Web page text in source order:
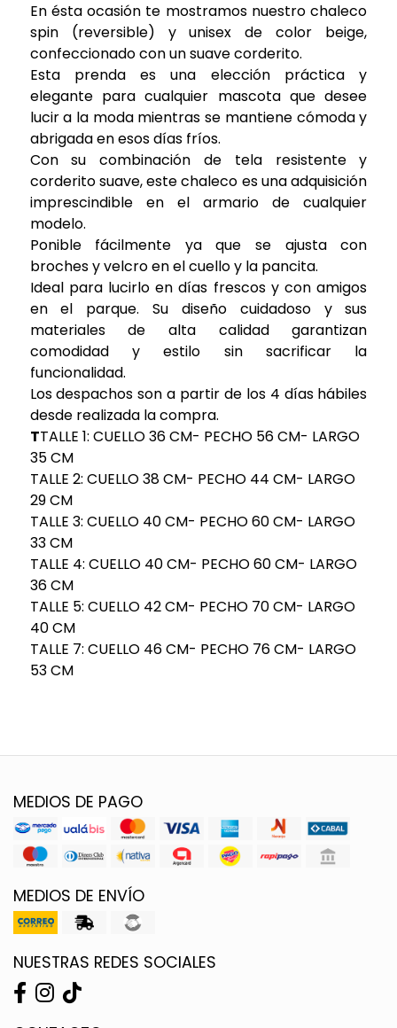
En ésta ocasión te mostramos nuestro chaleco
spin (reversible) y unisex de color beige,
confeccionado con un suave corderito.
Esta prenda es una elección práctica y
elegante para cualquier mascota que desee
lucir a la moda mientras se mantiene cómoda y
abrigada en esos días fríos.
Con su combinación de tela resistente y
corderito suave, este chaleco es una adquisición
imprescindible en el armario de cualquier
modelo.
Ponible fácilmente ya que se ajusta con
broches y velcro en el cuello y la pancita.
Ideal para lucirlo en días frescos y con amigos
en el parque. Su diseño cuidadoso y sus
materiales de alta calidad garantizan
comodidad y estilo sin sacrificar la
funcionalidad.
Los despachos son a partir de los 4 días hábiles
desde realizada la compra.
TTALLE 1: CUELLO 36 CM- PECHO 56 CM- LARGO
35 CM
TALLE 2: CUELLO 38 CM- PECHO 44 CM- LARGO
29 CM
TALLE 3: CUELLO 40 CM- PECHO 60 CM- LARGO
33 CM
TALLE 4: CUELLO 40 CM- PECHO 60 CM- LARGO
36 CM
TALLE 5: CUELLO 42 CM- PECHO 70 CM- LARGO
40 CM
TALLE 7: CUELLO 46 CM- PECHO 76 CM- LARGO
53 CM
MEDIOS DE PAGO
MEDIOS DE ENVÍO
NUESTRAS REDES SOCIALES